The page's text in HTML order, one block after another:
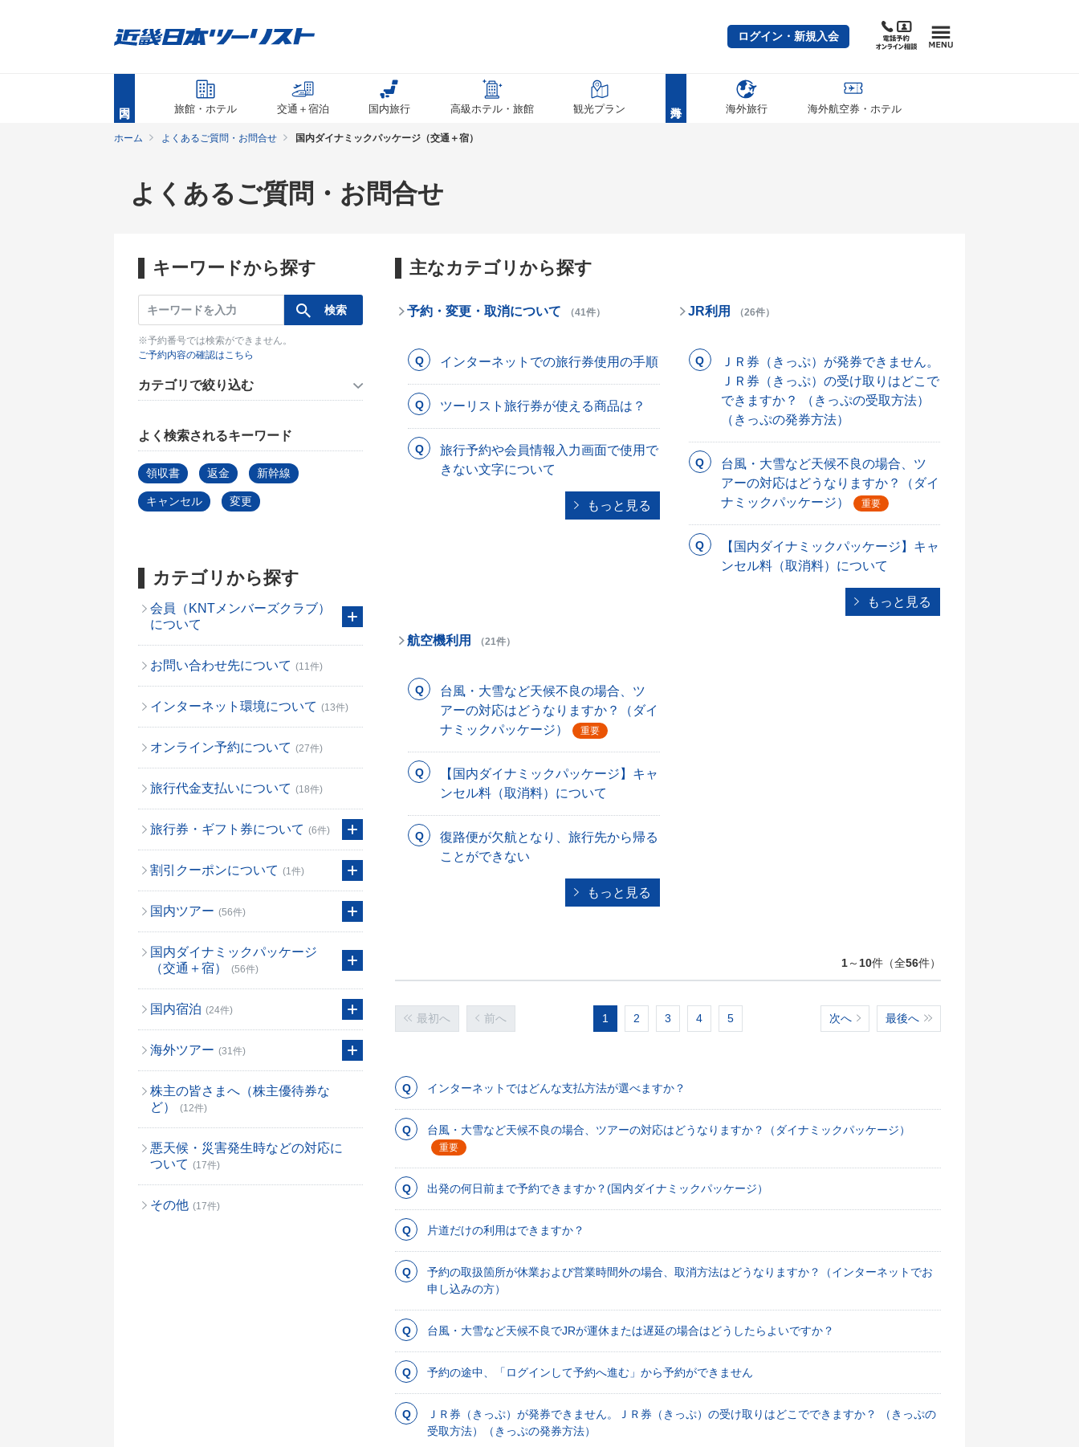
ログイン・新規入会
旅館・ホテル 交通＋宿泊 国内旅行 高級ホテル・旅館 観光プラン 海外旅行 海外航空券・ホテル
ホーム よくあるご質問・お問合せ 国内ダイナミックパッケージ（交通＋宿）
よくあるご質問・お問合せ
キーワードから探す
※予約番号では検索ができません。
ご予約内容の確認はこちら
カテゴリで絞り込む
よく検索されるキーワード
領収書 返金 新幹線
キャンセル 変更
カテゴリから探す
会員（KNTメンバーズクラブ）
について
お問い合わせ先について (11件)
インターネット環境について (13件)
オンライン予約について (27件)
旅行代金支払いについて (18件)
旅行券・ギフト券について (6件)
割引クーポンについて (1件)
国内ツアー (56件)
国内ダイナミックパッケージ
（交通＋宿）
(56件)
国内宿泊 (24件)
海外ツアー (31件)
株主の皆さまへ（株主優待券な
ど）
(12件)
悪天候・災害発生時などの対応に
ついて (17件)
その他 (17件)
主なカテゴリから探す
予約・変更・取消について （41件）
インターネットでの旅行券使用の手順
ツーリスト旅行券が使える商品は？
旅行予約や会員情報入力画面で使用で
きない文字について
もっと見る
JR利用 （26件）
ＪＲ券（きっぷ）が発券できません。
ＪＲ券（きっぷ）の受け取りはどこで
できますか？ （きっぷの受取方法）
（きっぷの発券方法）
台風・大雪など天候不良の場合、ツ
アーの対応はどうなりますか？（ダイ
ナミックパッケージ）
重要
【国内ダイナミックパッケージ】キャ
ンセル料（取消料）について
もっと見る
航空機利用 （21件）
台風・大雪など天候不良の場合、ツ
アーの対応はどうなりますか？（ダイ
ナミックパッケージ）
重要
【国内ダイナミックパッケージ】キャ
ンセル料（取消料）について
復路便が欠航となり、旅行先から帰る
ことができない
もっと見る
1～ 10件（全56件）
最初へ 前へ 1 2 3 4 5 次へ 最後へ
インターネットではどんな支払方法が選べますか？
台風・大雪など天候不良の場合、ツアーの対応はどうなりますか？（ダイナミックパッケージ）
重要
出発の何日前まで予約できますか？(国内ダイナミックパッケージ）
片道だけの利用はできますか？
予約の取扱箇所が休業および営業時間外の場合、取消方法はどうなりますか？（インターネットでお
申し込みの方）
台風・大雪など天候不良でJRが運休または遅延の場合はどうしたらよいですか？
予約の途中、「ログインして予約へ進む」から予約ができません
ＪＲ券（きっぷ）が発券できません。ＪＲ券（きっぷ）の受け取りはどこでできますか？ （きっぷの
受取方法）（きっぷの発券方法）